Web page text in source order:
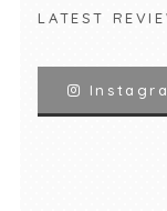
LATEST